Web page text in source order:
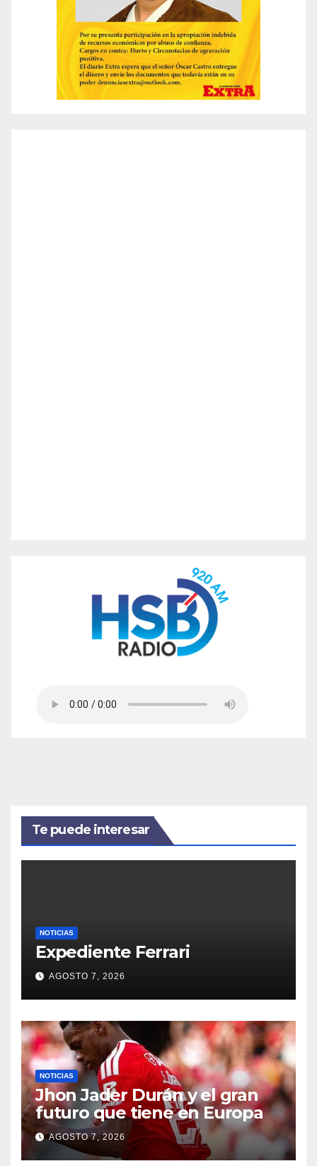
Te puede interesar
NOTICIAS
Expediente Ferrari
AGOSTO 7, 2026
NOTICIAS
Jhon Jader Durán y el gran
futuro que tiene en Europa
AGOSTO 7, 2026